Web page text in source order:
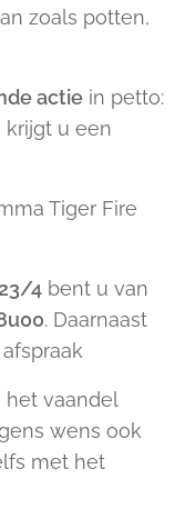
zoals potten,
actie in petto:
krijgt u een
Tiger Fire
4 bent u van
. Daarnaast
het vaandel
wens ook
met het